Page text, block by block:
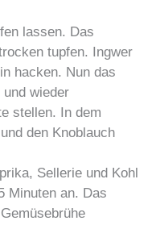
lassen. Das
tupfen. Ingwer
hacken. Nun das
wieder
stellen. In dem
den Knoblauch
Sellerie und Kohl
Minuten an. Das